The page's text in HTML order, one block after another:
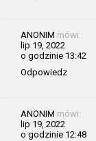
ANONIM mówi:
lip 19, 2022
o godzinie 13:42
Odpowiedz
ANONIM mówi:
lip 19, 2022
o godzinie 12:48